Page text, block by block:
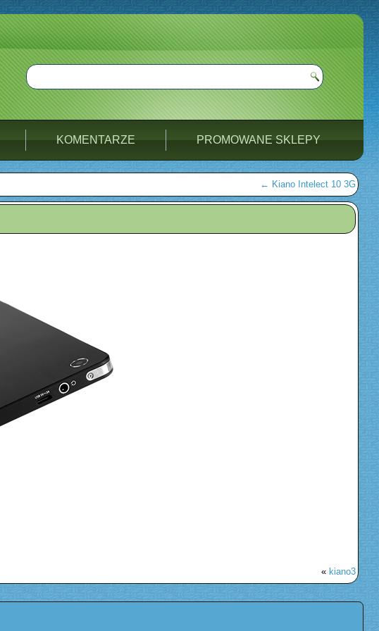
KOMENTARZE PROMOWANE SKLEPY
← Kiano Intelect 10 3G
« kiano3